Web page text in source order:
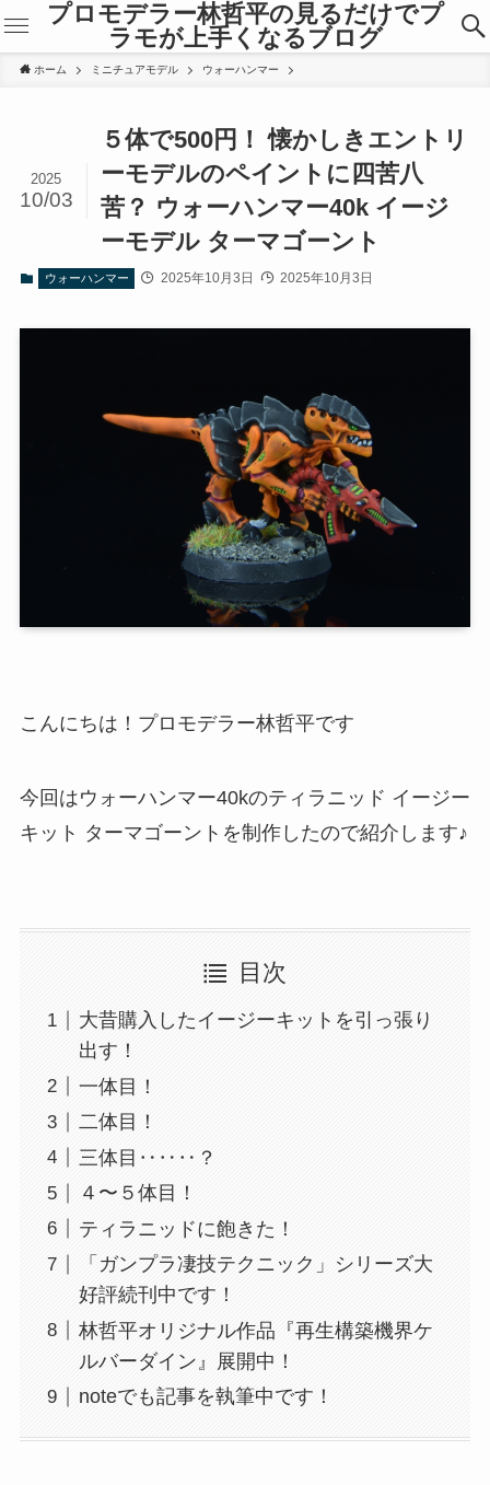
プロモデラー林哲平の見るだけでプ
ラモが上手くなるブログ
ホーム ミニチュアモデル ウォーハンマー
５体で500円！ 懐かしきエントリ
ーモデルのペイントに四苦八
苦？ ウォーハンマー40k イージ
ーモデル ターマゴーント
2025
10/03
ウォーハンマー 2025年10月3日 2025年10月3日
こんにちは！プロモデラー林哲平です
今回はウォーハンマー40kのティラニッド イージー
キット ターマゴーントを制作したので紹介します♪
目次
大昔購入したイージーキットを引っ張り
出す！
一体目！
二体目！
三体目‥‥‥？
４〜５体目！
ティラニッドに飽きた！
「ガンプラ凄技テクニック」シリーズ大
好評続刊中です！
林哲平オリジナル作品『再生構築機界ケ
ルバーダイン』展開中！
noteでも記事を執筆中です！